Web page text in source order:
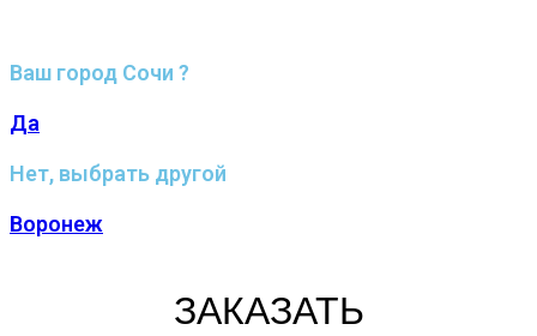
Ваш город Сочи ?
Да
Нет, выбрать другой
Воронеж
ЗАКАЗАТЬ